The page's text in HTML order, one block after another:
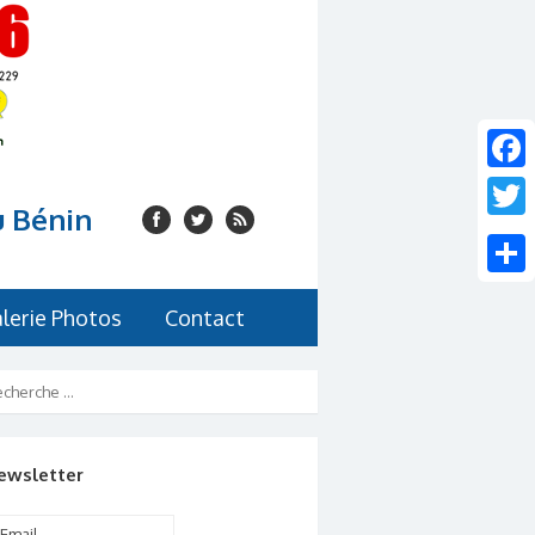
Bénin
Photos Contact